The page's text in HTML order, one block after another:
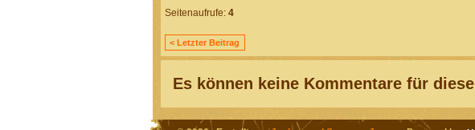
Seitenaufrufe: 4
< Letzter Beitrag
Es können keine Kommentare für